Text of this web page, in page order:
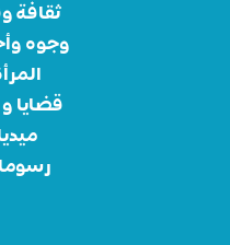
ثقافة
وجوه
قضايا و